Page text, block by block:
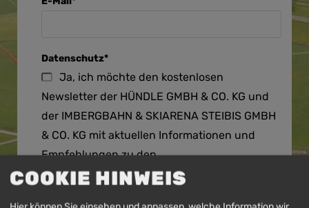
Datenschutz*
Ja, ich möchte den kostenlosen
Newsletter der HÜNDLE GMBH & CO. KG und
der IMBERGBAHN & SKIARENA STEIBIS GMBH
& CO. KG mit aktuellen Informationen und
Empfehlungen zu den
Bergbahnen abonnieren. Ihre hier
COOKIE HINWEIS